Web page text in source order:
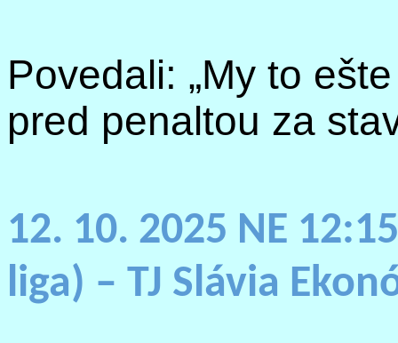
Povedali: „My to
pred penaltou za
12. 10. 2025 NE
liga) – TJ Slávia